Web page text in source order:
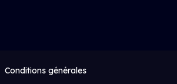
Conditions générales